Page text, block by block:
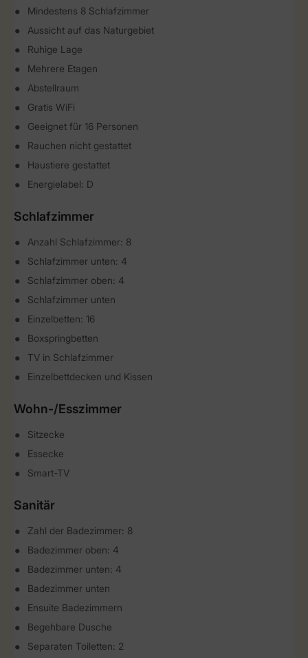
Mindestens 8 Schlafzimmer
Aussicht auf das Naturgebiet
Ruhige Lage
Mehrere Etagen
Abstellraum
Gratis WiFi
Geeignet für 16 Personen
Rauchen nicht gestattet
Haustiere gestattet
Energielabel: D
Schlafzimmer
Anzahl Schlafzimmer: 8
Schlafzimmer unten: 4
Schlafzimmer oben: 4
Schlafzimmer unten
Einzelbetten: 16
Boxspringbetten
TV in Schlafzimmer
Einzelbettdecken und Kissen
Wohn-/Esszimmer
Sitzecke
Essecke
Smart-TV
Sanitär
Zahl der Badezimmer: 8
Badezimmer oben: 4
Badezimmer unten: 4
Badezimmer unten
Ensuite Badezimmern
Begehbare Dusche
Separaten Toiletten: 2